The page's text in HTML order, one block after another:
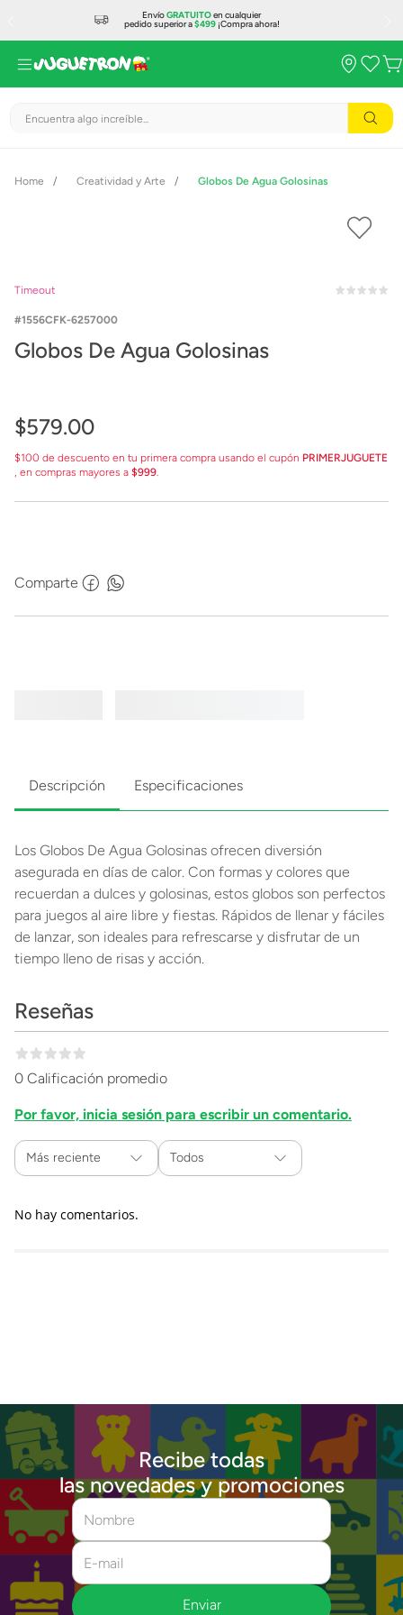
EnvíoGRATUITOen cualquier
pedido superior a$499¡Compra ahora!
Encuentra algo increíble...
Creatividad y Arte Globos De Agua Golosinas
Timeout
1556CFK-6257000
Globos De Agua Golosinas
$579.00
$100 de descuento en tu primera compra usando el cupón PRIMERJUGUETE
, en compras mayores a $999.
Comparte
Descripción Especificaciones
Los Globos De Agua Golosinas ofrecen diversión
asegurada en días de calor. Con formas y colores que
recuerdan a dulces y golosinas, estos globos son perfectos
para juegos al aire libre y fiestas. Rápidos de llenar y fáciles
de lanzar, son ideales para refrescarse y disfrutar de un
tiempo lleno de risas y acción.
Reseñas
0 Calificación promedio
Por favor, inicia sesión para escribir un comentario.
Más reciente Todos
No hay comentarios.
Recibe todas
las novedades y promociones
Enviar